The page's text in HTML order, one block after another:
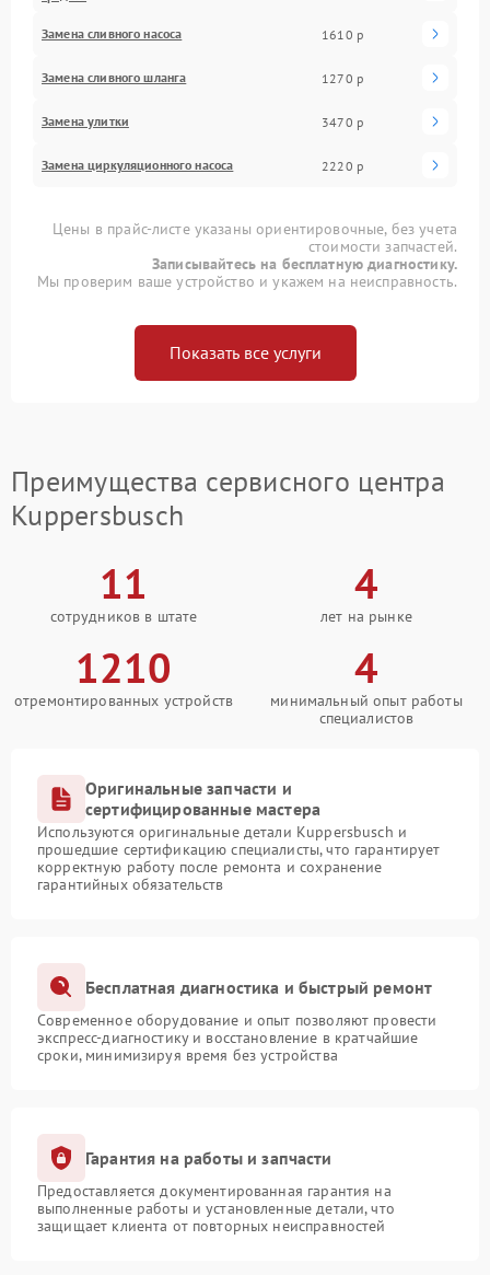
Замена сливного насоса 1610 р
Замена сливного шланга 1270 р
Замена улитки 3470 р
Замена циркуляционного насоса 2220 р
Цены в прайс-листе указаны ориентировочные, без учета
стоимости запчастей.
Записывайтесь на бесплатную диагностику.
Мы проверим ваше устройство и укажем на неисправность.
Показать все услуги
Преимущества сервисного центра
Kuppersbusch
11
сотрудников в штате
4
лет на рынке
1210
отремонтированных устройств
4
минимальный опыт работы
специалистов
Оригинальные запчасти и
сертифицированные мастера
Используются оригинальные детали Kuppersbusch и
прошедшие сертификацию специалисты, что гарантирует
корректную работу после ремонта и сохранение
гарантийных обязательств
Бесплатная диагностика и быстрый ремонт
Современное оборудование и опыт позволяют провести
экспресс-диагностику и восстановление в кратчайшие
сроки, минимизируя время без устройства
Гарантия на работы и запчасти
Предоставляется документированная гарантия на
выполненные работы и установленные детали, что
защищает клиента от повторных неисправностей